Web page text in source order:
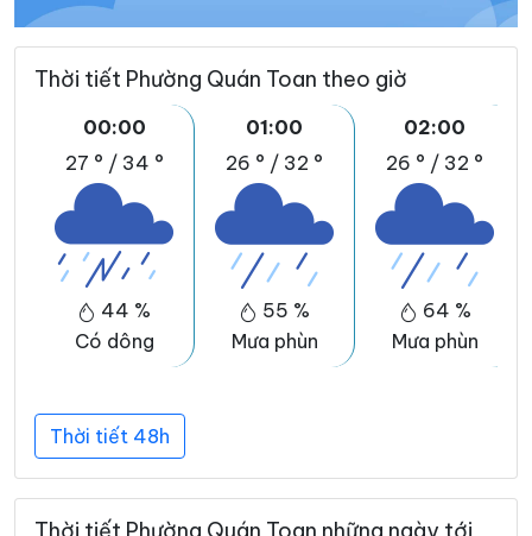
Thời tiết Phường Quán Toan theo giờ
00:00
27 ° / 34 °
44 %
Có dông
01:00
26 ° / 32 °
55 %
Mưa phùn
02:00
26 ° / 32 °
64 %
Mưa phùn
Thời tiết 48h